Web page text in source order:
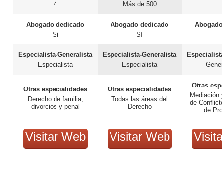
4
Abogado dedicado
Si
Especialista-Generalista
Especialista
Otras especialidades
Derecho de familia,
divorcios y penal
Visitar Web
Más de 500
Abogado dedicado
Sí
Especialista-Generalista
Especialista
Otras especialidades
Todas las áreas del
Derecho
Visitar Web
Otras
Mediación
de
de